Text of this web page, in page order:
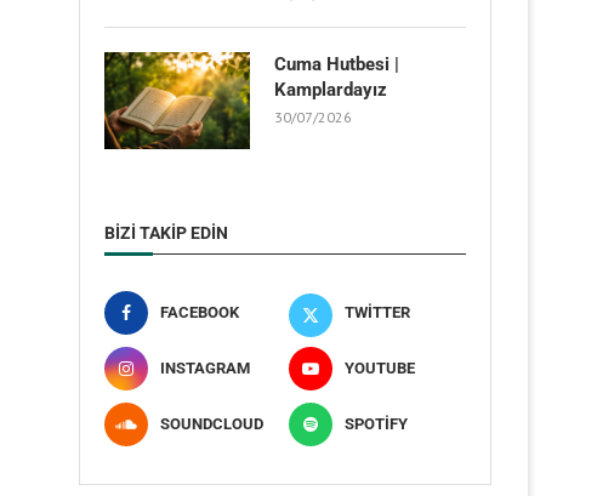
Cuma Hutbesi |
Kamplardayız
30/07/2026
BIZI TAKIP EDIN
FACEBOOK TWITTER
INSTAGRAM YOUTUBE
SOUNDCLOUD SPOTIFY